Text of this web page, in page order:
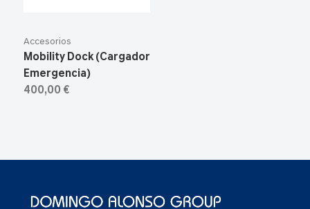
Accesorios
Mobility Dock (Cargador
Emergencia)
400,00 €